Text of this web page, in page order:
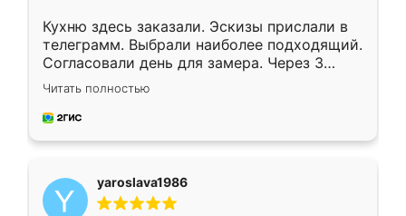
Кухню здесь заказали. Эскизы прислали в
телеграмм. Выбрали наиболее подходящий.
Согласовали день для замера. Через 3
недели кухня была уже готова. Остались
довольны работой. Спасибо Ренессанс
мебель за качественную работу!
Читать полностью
yaroslava1986